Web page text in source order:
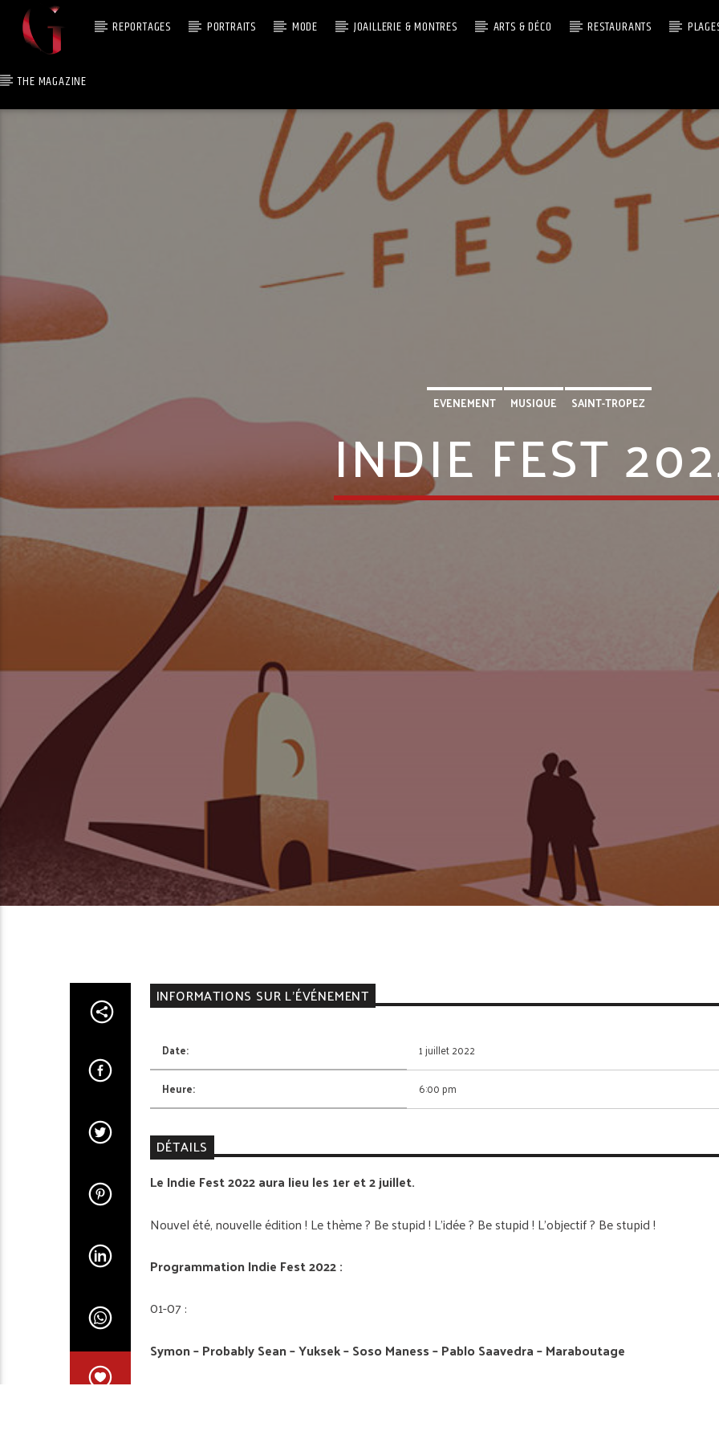
REPORTAGES PORTRAITS MODE JOAILLERIE & MONTRES ARTS & DÉCO RESTAURANTS
THE MAGAZINE
EVENEMENT MUSIQUE SAINT-TROPEZ
INDIE FEST
INFORMATIONS SUR L'ÉVÉNEMENT
Date: 1 juillet 2022
Heure: 6:00 pm
DÉTAILS
Le Indie Fest 2022 aura lieu les 1er et 2 juillet.
Nouvel été, nouvelle édition ! Le thème ? Be stupid ! L’idée ? Be stupid ! L’objectif ? Be stupid !
Programmation Indie Fest 2022 :
01-07 :
Symon – Probably Sean – Yuksek – Soso Maness – Pablo Saavedra – Maraboutage